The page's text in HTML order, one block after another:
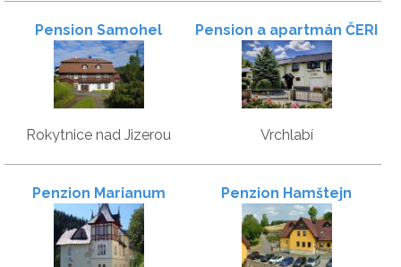
Pension Samohel
Rokytnice nad Jizerou
Pension a apartmán ČERI
Vrchlabí
Penzion Marianum Penzion Hamštejn